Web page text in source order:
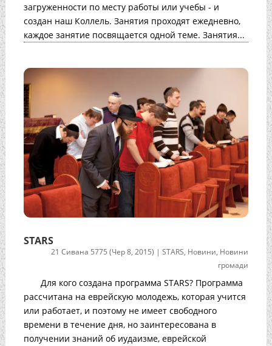
загруженности по месту работы или учебы - и
создан наш Коллель. Занятия проходят ежедневно,
каждое занятие посвящается одной теме. Занятия...
STARS
21 Сивана 5775 (Чер 8, 2015) |STARS, Новини, Новини
громади
Для кого создана программа STARS? Программа
рассчитана на еврейскую молодежь, которая учится
или работает, и поэтому не имеет свободного
времени в течение дня, но заинтересована в
получении знаний об иудаизме, еврейской